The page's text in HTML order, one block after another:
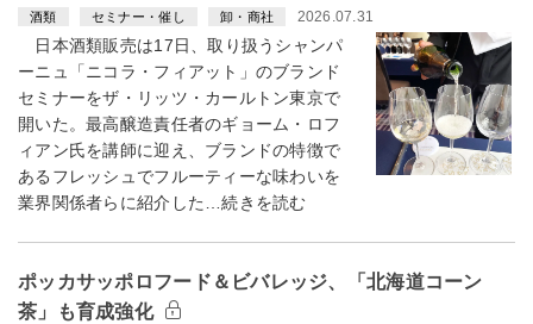
酒類 セミナー・催し 卸・商社 2026.07.31
日本酒類販売は17日、取り扱うシャンパ
ーニュ「ニコラ・フィアット」のブランド
セミナーをザ・リッツ・カールトン東京で
開いた。最高醸造責任者のギョーム・ロフ
ィアン氏を講師に迎え、ブランドの特徴で
あるフレッシュでフルーティーな味わいを
業界関係者らに紹介した…続きを読む
ポッカサッポロフード＆ビバレッジ、「北海道コーン
茶」も育成強化